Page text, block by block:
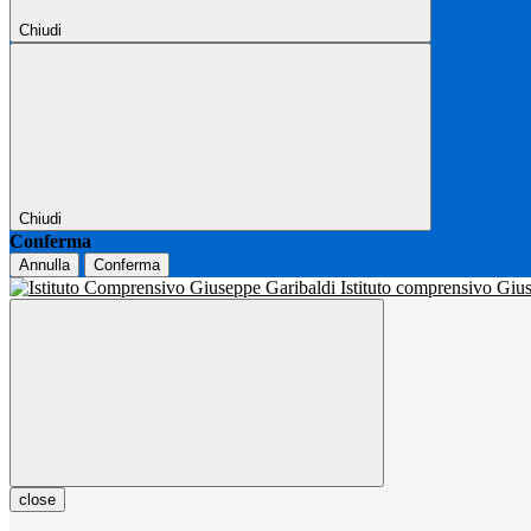
Chiudi
Chiudi
Conferma
Annulla Conferma
Istituto comprensivo
close